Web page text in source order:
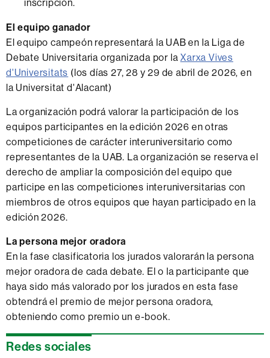
inscripción.
El equipo ganador
El equipo campeón representará la UAB en la Liga de
Debate Universitaria organizada por laXarxa Vives
d'Universitats (los días 27, 28 y 29 de abril de 2026, en
la Universitat d'Alacant)
La organización podrá valorar la participación de los
equipos participantes en la edición 2026 en otras
competiciones de carácter interuniversitario como
representantes de la UAB. La organización se reserva el
derecho de ampliar la composición del equipo que
participe en las competiciones interuniversitarias con
miembros de otros equipos que hayan participado en la
edición 2026.
La persona mejor oradora
En la fase clasificatoria los jurados valorarán la persona
mejor oradora de cada debate. El o la participante que
haya sido más valorado por los jurados en esta fase
obtendrá el premio de mejor persona oradora,
obteniendo como premio un e-book.
Información
Redes sociales